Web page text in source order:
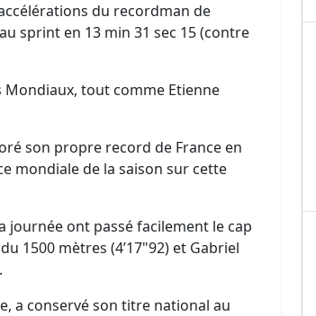
du recordman de
sprint en 13 min 31 sec 15 (contre
Mondiaux, tout comme Etienne
son propre record de France en
mondiale de la saison sur cette
journée ont passé facilement le cap
1500 mètres (4’17"92) et Gabriel
a conservé son titre national au